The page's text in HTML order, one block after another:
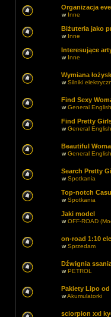
Organizacja
w Inne
Biżuteria jako
w Inne
Interesujące
w Inne
Wymiana
wSilniki
Find Sexy
wGeneral
Find Pretty
wGeneral
Beautiful
wGeneral
Search Pretty
wSpotkania
Top-notch
wSpotkania
Jaki model
wOFF-ROAD
on-road 1:10
wSprzedam
Dźwignia
wPETROL
Pakiety Lipo
wAkumulatorki
sciorpion xxl